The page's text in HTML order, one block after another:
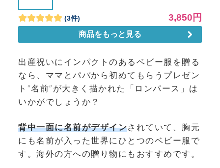
出産祝いにインパクトのあるベビー服を贈る
なら、ママとパパから初めてもらうプレゼン
ト“名前”が大きく描かれた「ロンパース」は
いかがでしょうか？
背中一面に名前がデザインされていて、胸元
にも名前が入った世界にひとつのベビー服で
す。海外の方への贈り物にもおすすめです。